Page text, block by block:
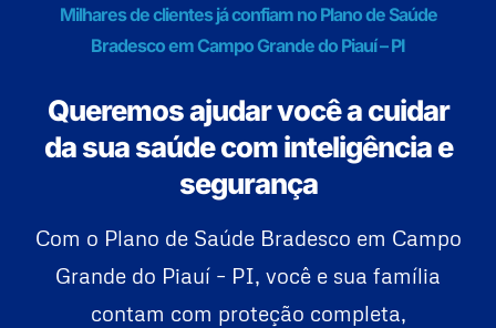
Milhares de clientes já confiam no Plano de Saúde
Bradesco em Campo Grande do Piauí – PI
Queremos ajudar você a cuidar
da sua saúde com inteligência e
segurança
Com o Plano de Saúde Bradesco em Campo
Grande do Piauí – PI, você e sua família
contam com proteção completa,